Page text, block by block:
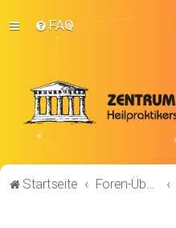
FAQ
Startseite Foren-Übersicht